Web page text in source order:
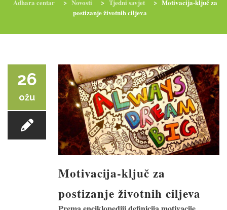
YOGA I TRENINZI
Adhara centar > Novosti > Tjedni savjet > Motivacija-ključ za
postizanje životnih ciljeva
26
ožu
Motivacija-ključ za
postizanje životnih ciljeva